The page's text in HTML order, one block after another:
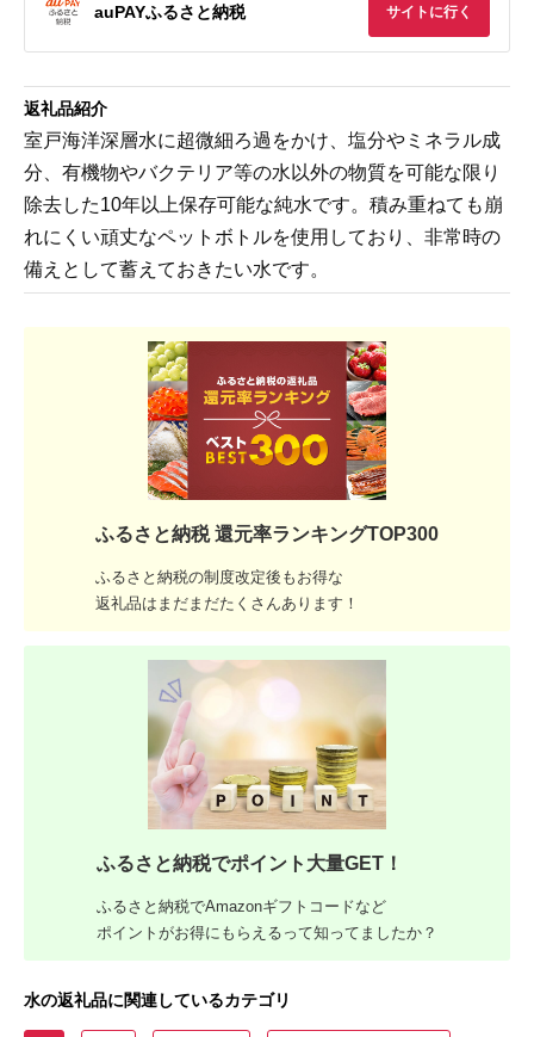
auPAYふるさと納税 サイトに行く
返礼品紹介
室戸海洋深層水に超微細ろ過をかけ、塩分やミネラル成
分、有機物やバクテリア等の水以外の物質を可能な限り
除去した10年以上保存可能な純水です。積み重ねても崩
れにくい頑丈なペットボトルを使用しており、非常時の
備えとして蓄えておきたい水です。
ふるさと納税 還元率ランキングTOP300
ふるさと納税の制度改定後もお得な
返礼品はまだまだたくさんあります！
ふるさと納税でポイント大量GET！
ふるさと納税でAmazonギフトコードなど
ポイントがお得にもらえるって知ってましたか？
水の返礼品に関連しているカテゴリ